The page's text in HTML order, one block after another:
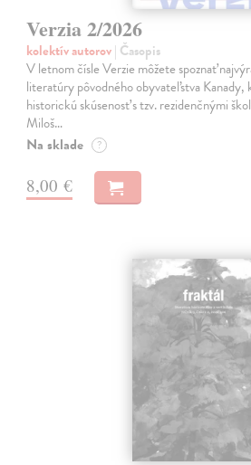
Verzia 2/2026
kolektív autorov| Časopis
V letnom čísle Verzie môžete spoznať
literatúry pôvodného obyvateľstva Kanady,
historickú skúsenosť s tzv. rezidenčnými
Miloš…
Na sklade ?
8,00 €